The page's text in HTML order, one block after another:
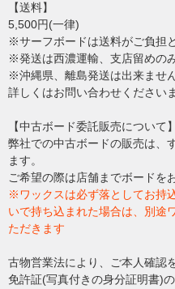
【送料】
5,500円(一律)
※サーフボードは送料がご負担
※発送は西濃運輸、支店留めの
※沖縄県、離島発送は出来ません
詳しくはお問い合わせくださいま
【中古ボード委託販売について】
弊社での中古ボードの販売は、
ます。
ご希望の際は店舗までボードを
※ワックスは必ず落としてお持
いで持ち込まれた場合は、別途
ただきます
古物営業法により、ご本人確認
免許証(写真付きの身分証明書)